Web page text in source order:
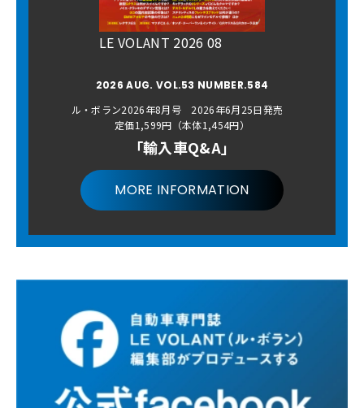
LE VOLANT 2026 08
2026 AUG. VOL.53 NUMBER.584
ル・ボラン2026年8月号 2026年6月25日発売
定価1,599円（本体1,454円）
「輸入車Q&A」
MORE INFORMATION